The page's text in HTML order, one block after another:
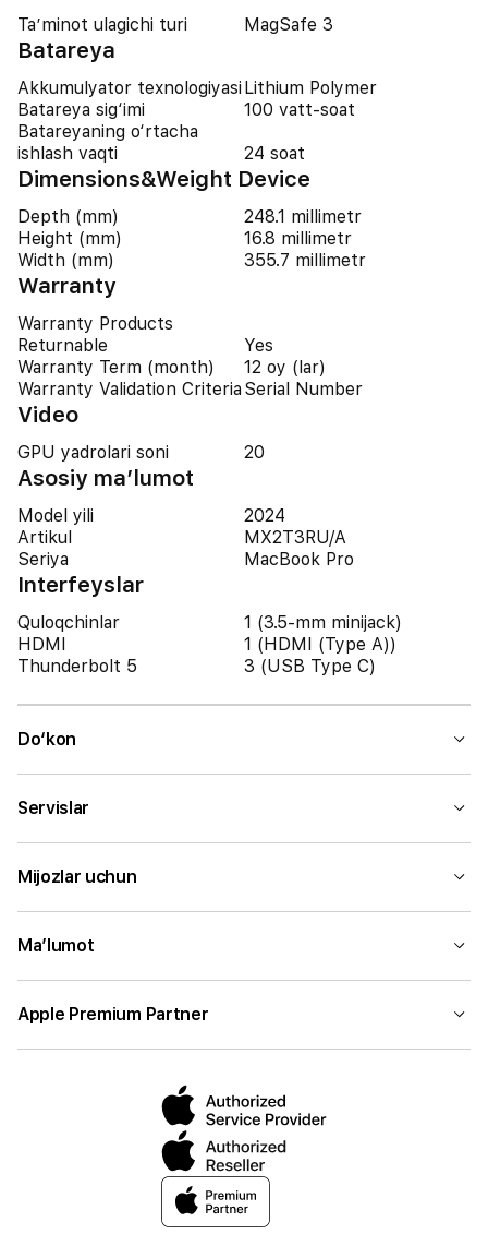
Ta’minot ulagichi turi MagSafe 3
Batareya
Akkumulyator texnologiyasi Lithium Polymer
Batareya sig‘imi
100 vatt-soat
Batareyaning o‘rtacha
ishlash vaqti
24 soat
Dimensions&Weight Device
Depth (mm)
248.1 millimetr
Height (mm)
16.8 millimetr
Width (mm)
355.7 millimetr
Warranty
Warranty Products
Returnable
Yes
Warranty Term (month)
12 oy (lar)
Warranty Validation Criteria Serial Number
Video
GPU yadrolari soni 20
Asosiy ma’lumot
Model yili
2024
Artikul
MX2T3RU/A
Seriya
MacBook Pro
Interfeyslar
Quloqchinlar
1 (3.5-mm minijack)
HDMI
1 (HDMI (Type A))
Thunderbolt 5
3 (USB Type C)
Do‘kon
Servislar
Mijozlar uchun
Ma’lumot
Apple Premium Partner